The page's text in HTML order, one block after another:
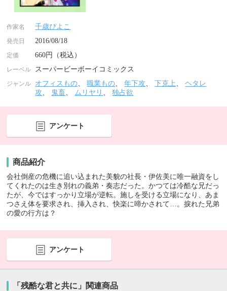
作家名 千歳ぴよこ
発売日 2016/08/18
定価 660円（税込）
レーベル スーパービーボーイコミックス
ジャンル オフィスもの、職業もの、年下攻、下克上、ヘタレ
攻、 鬼畜、 ムリヤリ 、独占欲
アンケート
商品紹介
会社倒産の危機に追い込まれた美貌の社長・伊佐美に唯一融資をし
てくれたのは生き別れの義弟・奏志だった。かつては冷酷な兄だっ
たが、今ではすっかり立場が逆転。施しを受ける立場になり、あま
つさえ体を要求され、挿入され、快楽に啼かされて…。捩れた兄弟
の愛の行方は？
アンケート
「残酷な君と共に」関連商品